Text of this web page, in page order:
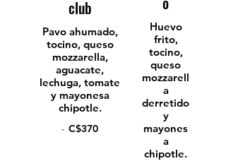
club
Pavo ahumado,
tocino, queso
mozzarella,
aguacate,
lechuga, tomate
y mayonesa
chipotle.
- C$370
Huevo
frito,
tocino,
queso
mozzarell
a
derretido
y
mayones
a
chipotle.